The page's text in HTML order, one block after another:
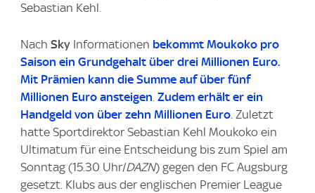
Sebastian Kehl.
Nach Sky Informationen bekommt Moukoko pro
Saison ein Grundgehalt über drei Millionen Euro.
Mit Prämien kann die Summe auf über fünf
Millionen Euro ansteigen. Zudem erhält er ein
Handgeld von über zehn Millionen Euro. Zuletzt
hatte Sportdirektor Sebastian Kehl Moukoko ein
Ultimatum für eine Entscheidung bis zum Spiel am
Sonntag (15.30 Uhr/DAZN) gegen den FC Augsburg
gesetzt. Klubs aus der englischen Premier League